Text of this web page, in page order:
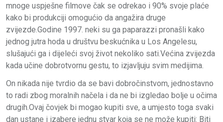
mnoge uspješne filmove čak se odrekao i 90% svoje plaće
kako bi produkciji omogućio da angažira druge
zvijezde.Godine 1997. neki su ga paparazzi pronašli kako
jednog jutra hoda u društvu beskućnika u Los Angelesu,
slušajući ga i dijeleći svoj život nekoliko sati.Većina zvijezda
kada učine dobrotvornu gestu, to izjavljuju svim medijima.
On nikada nije tvrdio da se bavi dobročinstvom, jednostavno
to radi zbog moralnih načela i da ne bi izgledao bolje u očima
drugih.Ovaj čovjek bi mogao kupiti sve, a umjesto toga svaki
dan ustane i izabere jednu stvar koja se ne može kupiti: Biti